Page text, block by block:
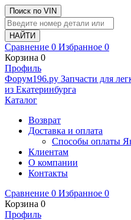
Поиск по VIN
Сравнение 0 Избранное 0
Корзина 0
Профиль
Фoрум196.ру Запчасти для
из Екатеринбурга
Каталог
Возврат
Доставка и оплата
Способы оплаты
Клиентам
О компании
Контакты
Сравнение 0 Избранное 0
Корзина 0
Профиль